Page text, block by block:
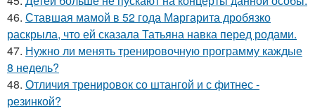
46. Ставшая мамой в 52 года Маргарита дробязко
раскрыла, что ей сказала Татьяна навка перед родами.
47. Нужно ли менять тренировочную программу каждые
8 недель?
48. Отличия тренировок со штангой и с фитнес -
резинкой?